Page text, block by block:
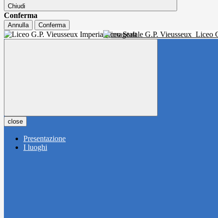
Chiudi
Conferma
Annulla Conferma
Liceo Statale G.P. Vieusseux Liceo
close
Presentazione
I luoghi